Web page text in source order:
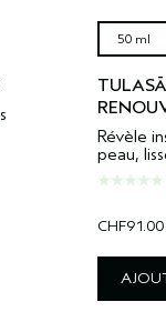
50 ml
Révèle
peau,
CHF91.00